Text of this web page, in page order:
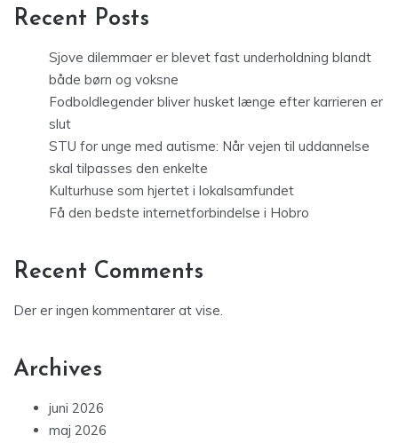
Recent Posts
Sjove dilemmaer er blevet fast underholdning blandt
både børn og voksne
Fodboldlegender bliver husket længe efter karrieren er
slut
STU for unge med autisme: Når vejen til uddannelse
skal tilpasses den enkelte
Kulturhuse som hjertet i lokalsamfundet
Få den bedste internetforbindelse i Hobro
Recent Comments
Der er ingen kommentarer at vise.
Archives
juni 2026
maj 2026